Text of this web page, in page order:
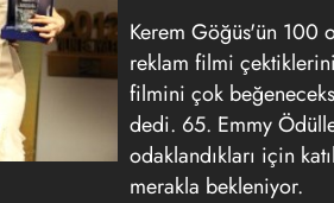
Kerem Göğüs'ün 100
reklam filmi
filmini çok
dedi. 65. Emmy
odaklandıkları için
merakla bekleniyor.